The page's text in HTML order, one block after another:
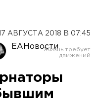
17 АВГУСТА 2018 В 07:45
ЕАНовости